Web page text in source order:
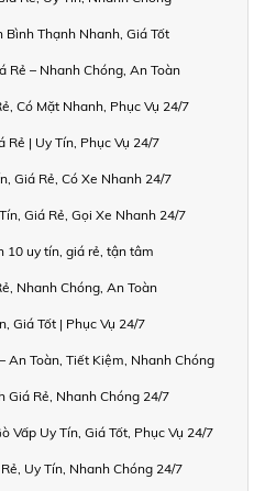
Bình Thạnh Nhanh, Giá Tốt
Rẻ – Nhanh Chóng, An Toàn
Có Mặt Nhanh, Phục Vụ 24/7
Rẻ | Uy Tín, Phục Vụ 24/7
Giá Rẻ, Có Xe Nhanh 24/7
Giá Rẻ, Gọi Xe Nhanh 24/7
10 uy tín, giá rẻ, tận tâm
Nhanh Chóng, An Toàn
Giá Tốt | Phục Vụ 24/7
An Toàn, Tiết Kiệm, Nhanh Chóng
Giá Rẻ, Nhanh Chóng 24/7
Vấp Uy Tín, Giá Tốt, Phục Vụ 24/7
Uy Tín, Nhanh Chóng 24/7